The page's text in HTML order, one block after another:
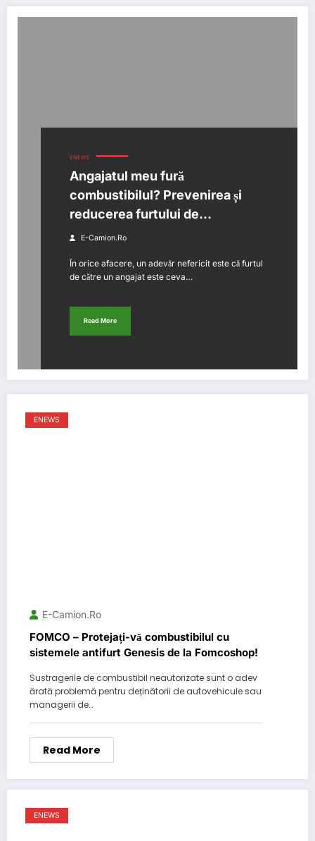
ENEWS
Angajatul meu fură
combustibilul? Prevenirea și
reducerea furtului de
combustibil în compania ta. (P)
E-Camion.ro
În orice afacere, un adevăr nefericit este că furtul
de către un angajat este ceva…
Read More
ENEWS
E-Camion.ro
FOMCO – Protejați-vă combustibilul cu
sistemele antifurt Genesis de la Fomcoshop!
Sustragerile de combustibil neautorizate sunt o adev
ărată problemă pentru deținătorii de autovehicule sau
managerii de…
Read More
ENEWS